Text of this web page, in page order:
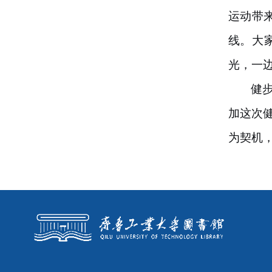
运动带
线。大
光，一
健
加这次
为契机